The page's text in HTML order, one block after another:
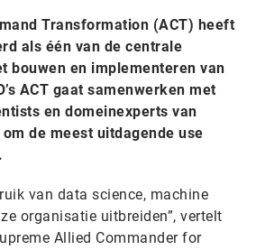
Transformation (ACT) heeft
als één van de centrale
bouwen en implementeren van
ACT gaat samenwerken met
en domeinexperts van
de meest uitdagende use
van data science, machine
organisatie uitbreiden”, vertelt
Allied Commander for